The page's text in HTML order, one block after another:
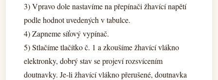
3) Vpravo dole nastavíme na přepínači žhavící napětí
podle hodnot uvedených v tabulce.
4) Zapneme síťový vypínač.
5) Stlačíme tlačítko č. 1 a zkoušíme žhavící vlákno
elektronky, dobrý stav se projeví rozsvícením
doutnavky. Je-li žhavící vlákno přerušené, doutnavka